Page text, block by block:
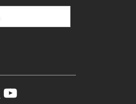
YouTube